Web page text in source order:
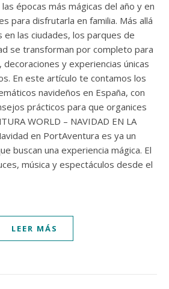
para disfrutarla en familia. Más allá
en las ciudades, los parques de
se transforman por completo para
y experiencias únicas
En este artículo te contamos los
navideños en España, con
prácticos para que organices
WORLD – NAVIDAD EN LA
en PortAventura es ya un
buscan una experiencia mágica. El
música y espectáculos desde el
LEER MÁS